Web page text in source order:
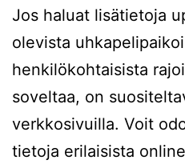
Jos haluat lisätietoja
olevista
henkilökohtaisista
soveltaa, on
verkkosivuilla. Voit
tietoja erilaisista